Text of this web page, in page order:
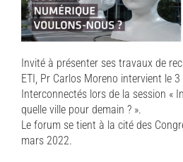
Invité à présenter ses travaux de
ETI, Pr Carlos Moreno intervient le
Interconnectés lors de la session «
quelle ville pour demain ? ».
Le forum se tient à la cité des
mars 2022.